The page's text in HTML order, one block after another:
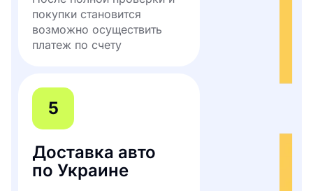
покупки становится
возможно осуществить
платеж по счету
5
Доставка авто
по Украине